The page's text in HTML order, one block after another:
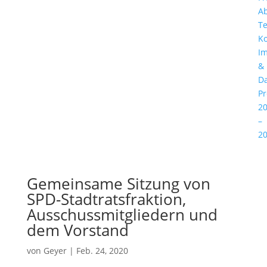
&
–
Gemeinsame Sitzung von
SPD-Stadtratsfraktion,
Ausschussmitgliedern und
dem Vorstand
von Geyer| Feb. 24, 2020